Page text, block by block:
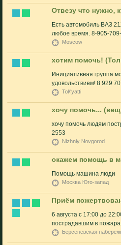
Отвезу что нужно,
Есть автомобиль ВАЗ
любое время. 8-905-
Moscow
хотим помочь!
Инициативная группа
удовольствием! 8 929
Tol\'yatti
хочу помочь...
хочу помочь людям
2553
Nizhniy Novgorod
окажем помощь в
Помощь машина люди
Москва Юго-запад
Приём
6 августа с 17:00 до
пострадавшим в
Берсеневская